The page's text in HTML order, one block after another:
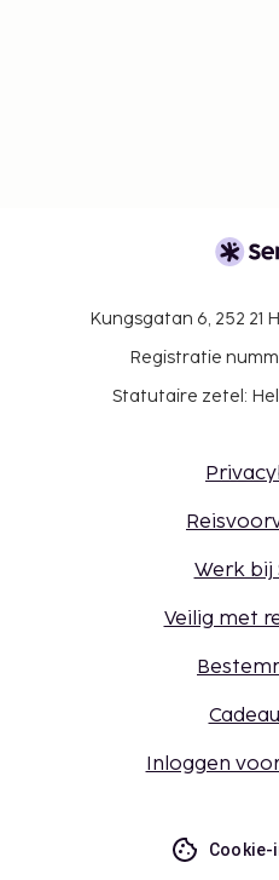
Kungsgatan 6, 252 21
Registratie
Statutaire zetel:
Werk bij
Veilig met
Inloggen